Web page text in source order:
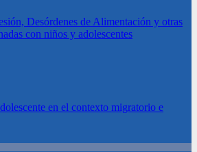
Desórdenes de Alimentación y otras
con niños y adolescentes
en el contexto migratorio e